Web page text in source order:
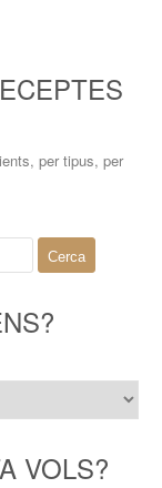
per tipus, per
VOLS?